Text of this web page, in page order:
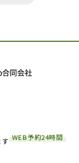
WEB予約24時間